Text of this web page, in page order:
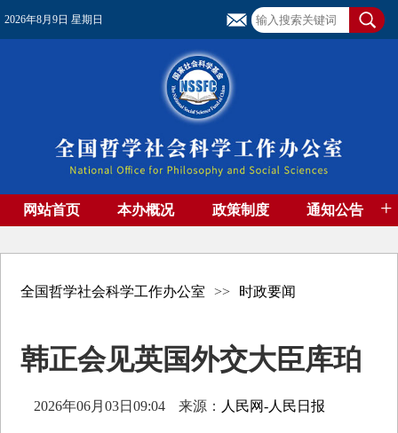
2026年8月9日 星期日
网站首页 本办概况 政策制度 通知公告 +
全国哲学社会科学工作办公室 >> 时政要闻
韩正会见英国外交大臣库珀
2026年06月03日09:04 来源： 人民网-人民日报